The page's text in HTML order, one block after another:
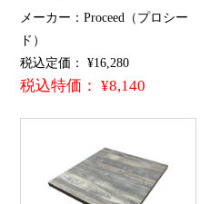
メーカー：Proceed（プロシー
ド）
税込定価： ¥16,280
税込特価： ¥8,140